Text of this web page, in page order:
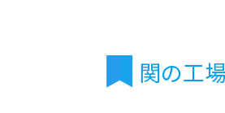
関の工